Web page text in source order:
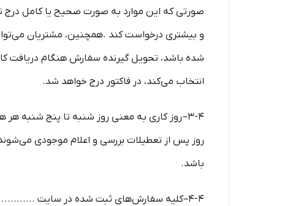
صورتی که این موارد به صورت صحیح یا کامل
و بیشتری درخواست کند .همچنین، مشتریان
شده باشد، تحویل گیرنده سفارش هنگام دریافت
انتخاب می‌کند، در فاکتور درج خواهد شد.
3-۴– روز کاری به معنی روز شنبه تا پنج
روز پس از تعطیلات بررسی و اعلام موجودی
باشد.
4-۴–کلیه سفارش‌‏های ثبت شده در سایت